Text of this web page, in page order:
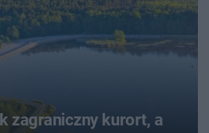
zagraniczny kurort, a